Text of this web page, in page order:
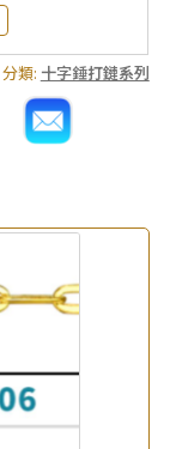
分類: 十字錘打鏈系列